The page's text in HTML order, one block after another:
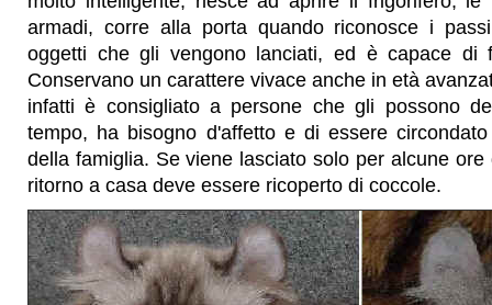
armadi, corre alla porta quando riconosce i
oggetti che gli vengono lanciati, ed è capace di
Conservano un carattere vivace anche in età
infatti è consigliato a persone che gli possono
tempo, ha bisogno d'affetto e di essere
della famiglia. Se viene lasciato solo per alcune
ritorno a casa deve essere ricoperto di coccole.